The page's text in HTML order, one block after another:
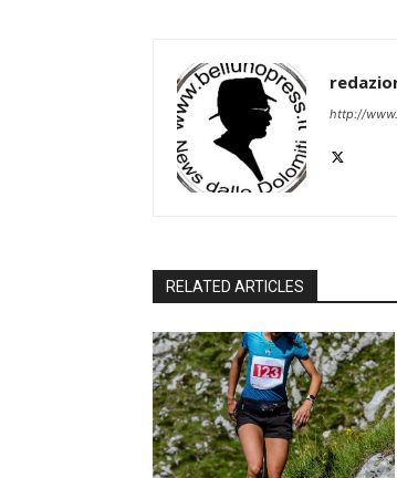
http://
RELATED ARTICLES